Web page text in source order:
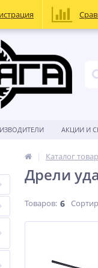
АКЦИИ И
Каталог
Дрели
Товаров: 6